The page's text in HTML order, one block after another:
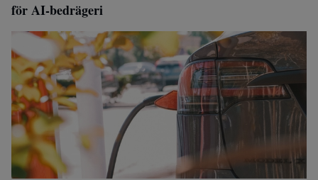
för AI-bedrägeri